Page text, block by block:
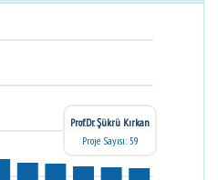
Prof.Dr. Şükrü Kırkan
Proje Sayısı: 59